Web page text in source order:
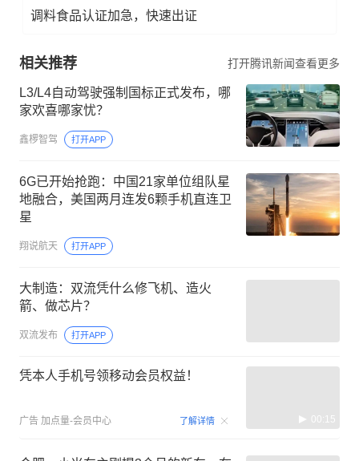
调料食品认证加急，快速出证
相关推荐 打开腾讯新闻查看更多
L3/L4自动驾驶强制国标正式发布，哪
家欢喜哪家忧？
鑫椤智驾 打开APP
6G已开始抢跑：中国21家单位组队星
地融合，美国两月连发6颗手机直连卫
星
翔说航天 打开APP
大制造：双流凭什么修飞机、造火
箭、做芯片？
双流发布 打开APP
凭本人手机号领移动会员权益！
广告 加点量-会员中心 了解详情 00:15